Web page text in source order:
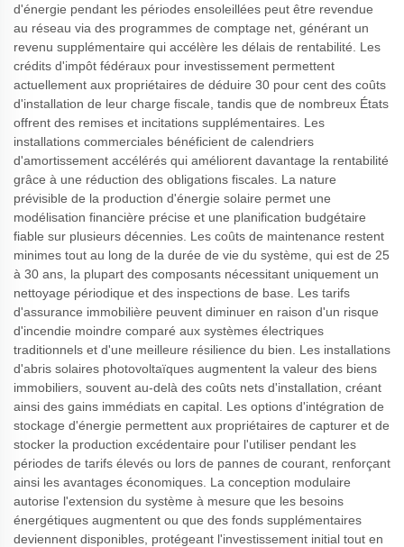
d'énergie pendant les périodes ensoleillées peut être revendue
au réseau via des programmes de comptage net, générant un
revenu supplémentaire qui accélère les délais de rentabilité. Les
crédits d'impôt fédéraux pour investissement permettent
actuellement aux propriétaires de déduire 30 pour cent des coûts
d'installation de leur charge fiscale, tandis que de nombreux États
offrent des remises et incitations supplémentaires. Les
installations commerciales bénéficient de calendriers
d'amortissement accélérés qui améliorent davantage la rentabilité
grâce à une réduction des obligations fiscales. La nature
prévisible de la production d'énergie solaire permet une
modélisation financière précise et une planification budgétaire
fiable sur plusieurs décennies. Les coûts de maintenance restent
minimes tout au long de la durée de vie du système, qui est de 25
à 30 ans, la plupart des composants nécessitant uniquement un
nettoyage périodique et des inspections de base. Les tarifs
d'assurance immobilière peuvent diminuer en raison d'un risque
d'incendie moindre comparé aux systèmes électriques
traditionnels et d'une meilleure résilience du bien. Les installations
d'abris solaires photovoltaïques augmentent la valeur des biens
immobiliers, souvent au-delà des coûts nets d'installation, créant
ainsi des gains immédiats en capital. Les options d'intégration de
stockage d'énergie permettent aux propriétaires de capturer et de
stocker la production excédentaire pour l'utiliser pendant les
périodes de tarifs élevés ou lors de pannes de courant, renforçant
ainsi les avantages économiques. La conception modulaire
autorise l'extension du système à mesure que les besoins
énergétiques augmentent ou que des fonds supplémentaires
deviennent disponibles, protégeant l'investissement initial tout en